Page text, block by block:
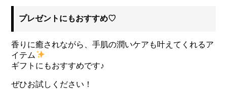
プレゼントにもおすすめ♡
香りに癒されながら、手肌の潤いケアも叶えてくれるア
イテム
ギフトにもおすすめです♪
ぜひお試しください！